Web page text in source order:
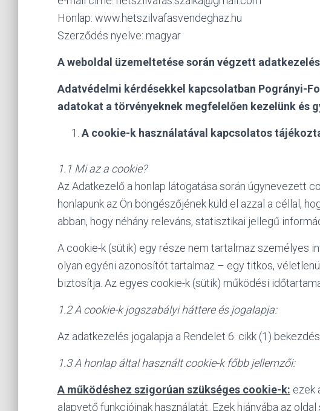
Honlap: www.hetszilvafasvendeghaz.hu
Szerződés nyelve: magyar
A weboldal üzemeltetése során végzett
Adatvédelmi kérdésekkel kapcsolatban Pogrányi-
adatokat a törvényeknek megfelelően kezelünk és
A cookie-k használatával kapcsolatos
1.1 Mi az a cookie?
Az Adatkezelő a honlap látogatása során úgynevezett
honlapunk az Ön böngészőjének küld el azzal a céllal,
abban, hogy néhány releváns, statisztikai jellegű
A cookie-k (sütik) egy része nem tartalmaz személyes
olyan egyéni azonosítót tartalmaz – egy titkos,
biztosítja. Az egyes cookie-k (sütik) működési
1.2 A cookie-k jogszabályi háttere és jogalapja:
Az adatkezelés jogalapja a Rendelet 6. cikk (1)
1.3 A honlap által használt cookie-k főbb jellemzői:
A működéshez szigorúan szükséges cookie-k: ezek
alapvető funkcióinak használatát. Ezek hiányába az